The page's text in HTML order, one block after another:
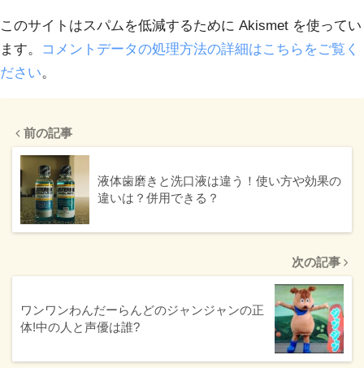
このサイトはスパムを低減するために Akismet を使ってい
ます。
コメントデータの処理方法の詳細はこちらをご覧く
ださい。
前の記事
液体歯磨きと洗口液は違う！使い方や効果の
違いは？併用できる？
次の記事
ワンワンわんだーらんどのジャンジャンの正
体!中の人と声優は誰?